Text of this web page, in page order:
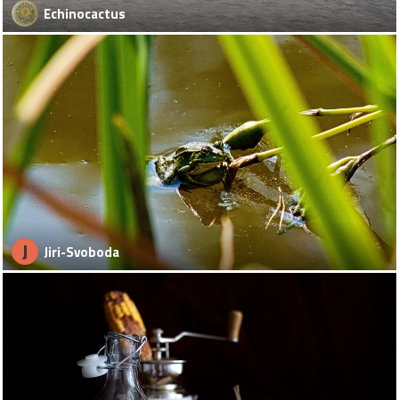
Echinocactus
J Jiri-Svoboda